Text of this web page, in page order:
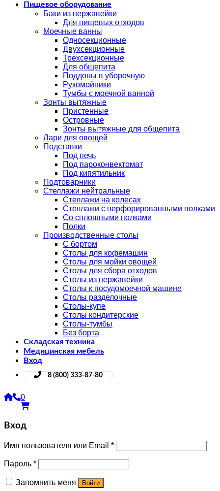
Пищевое оборудование
Баки из нержавейки
Для пищевых отходов
Моечные ванны
Односекционные
Двухсекционные
Трехсекционные
Для общепита
Поддоны в уборочную
Рукомойники
Тумбы с моечной ванной
Зонты вытяжные
Пристенные
Островные
Зонты вытяжные для общепита
Лари для овощей
Подставки
Под печь
Под пароконвектомат
Под кипятильник
Подтоварники
Стеллажи нейтральные
Стеллажи на колесах
Стеллажи с перфорированными полками
Со сплошными полками
Полки
Производственные столы
С бортом
Столы для кофемашин
Столы для мойки овощей
Столы для сбора отходов
Столы из нержавейки
Столы к посудомоечной машине
Столы разделочные
Столы-купе
Столы кондитерские
Столы-тумбы
Без борта
Складская техника
Медицинская мебель
Вход
8 (800) 333-87-80
0
Вход
Имя пользователя или Email *
Пароль *
Запомнить меня Войти